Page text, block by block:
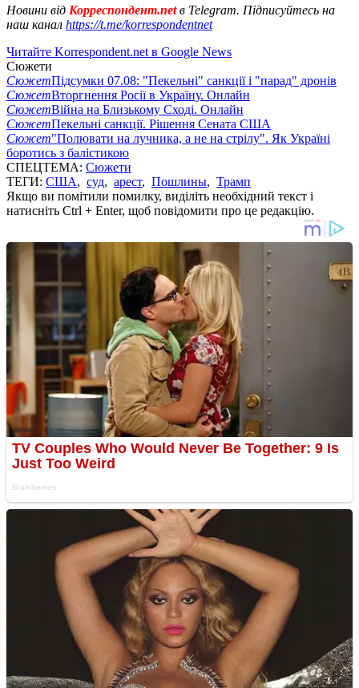
Новини від Корреспондент.netв Telegram. Підписуйтесь на
наш канал https://t.me/korrespondentnet
Читайте Korrespondent.net в Google News
Сюжети
СюжетПідсумки 07.08: "Пекельні" санкції і "парад" дронів
СюжетВторгнення Росії в Україну. Онлайн
СюжетВійна на Близькому Сході. Онлайн
СюжетПекельні санкції. Рішення Сената США
Сюжет"Полювати на лучника, а не на стрілу". Як Україні
боротись з балістикою
СПЕЦТЕМА: Сюжети
ТЕГИ: США, суд, арест, Пошлины, Трамп
Якщо ви помітили помилку, виділіть необхідний текст і
натисніть Ctrl + Enter, щоб повідомити про це редакцію.